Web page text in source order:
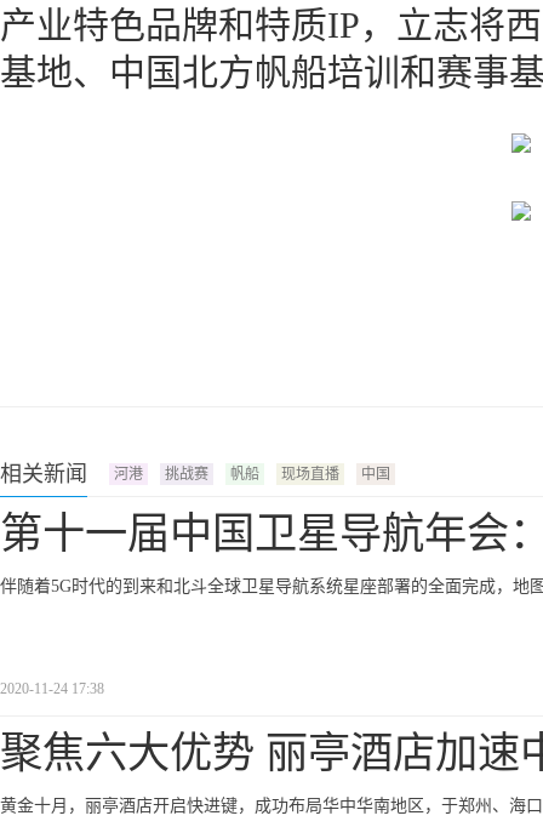
产业特色品牌和特质IP，立志将
基地、中国北方帆船培训和赛事
相关新闻 河港 挑战赛 帆船 现场直播 中国
第十一届中国卫星导航年会
伴随着5G时代的到来和北斗全球卫星导航系统星座部署的全面完成，地
2020-11-24 17:38
聚焦六大优势 丽亭酒店加速
黄金十月，丽亭酒店开启快进键，成功布局华中华南地区，于郑州、海